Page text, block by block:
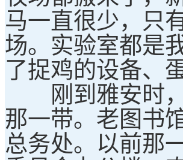
马一直很少，只
场。实验室都是
了捉鸡的设备、
刚到雅安时，
那一带。老图书
总务处。以前那